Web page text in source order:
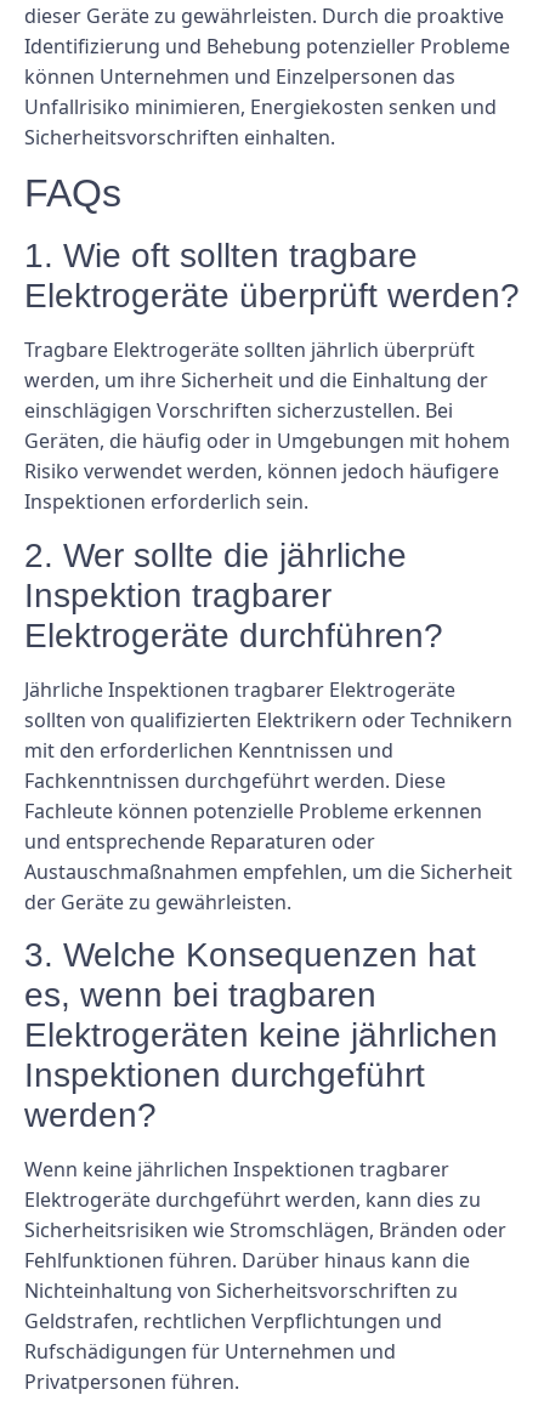
dieser Geräte zu gewährleisten. Durch die proaktive
Identifizierung und Behebung potenzieller Probleme
können Unternehmen und Einzelpersonen das
Unfallrisiko minimieren, Energiekosten senken und
Sicherheitsvorschriften einhalten.
FAQs
1. Wie oft sollten tragbare
Elektrogeräte überprüft werden?
Tragbare Elektrogeräte sollten jährlich überprüft
werden, um ihre Sicherheit und die Einhaltung der
einschlägigen Vorschriften sicherzustellen. Bei
Geräten, die häufig oder in Umgebungen mit hohem
Risiko verwendet werden, können jedoch häufigere
Inspektionen erforderlich sein.
2. Wer sollte die jährliche
Inspektion tragbarer
Elektrogeräte durchführen?
Jährliche Inspektionen tragbarer Elektrogeräte
sollten von qualifizierten Elektrikern oder Technikern
mit den erforderlichen Kenntnissen und
Fachkenntnissen durchgeführt werden. Diese
Fachleute können potenzielle Probleme erkennen
und entsprechende Reparaturen oder
Austauschmaßnahmen empfehlen, um die Sicherheit
der Geräte zu gewährleisten.
3. Welche Konsequenzen hat
es, wenn bei tragbaren
Elektrogeräten keine jährlichen
Inspektionen durchgeführt
werden?
Wenn keine jährlichen Inspektionen tragbarer
Elektrogeräte durchgeführt werden, kann dies zu
Sicherheitsrisiken wie Stromschlägen, Bränden oder
Fehlfunktionen führen. Darüber hinaus kann die
Nichteinhaltung von Sicherheitsvorschriften zu
Geldstrafen, rechtlichen Verpflichtungen und
Rufschädigungen für Unternehmen und
Privatpersonen führen.